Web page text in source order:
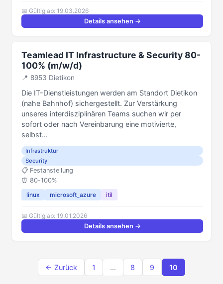
📅 Gültig ab: 19.03.2026
Details ansehen →
Teamlead IT Infrastructure & Security 80-
100% (m/w/d)
📍 8953 Dietikon
Die IT-Dienstleistungen werden am Standort Dietikon
(nahe Bahnhof) sichergestellt. Zur Verstärkung
unseres interdisziplinären Teams suchen wir per
sofort oder nach Vereinbarung eine motivierte,
selbst...
Infrastruktur
Security
📋 Festanstellung
⏰️ 80-100%
linux
microsoft_azure itil
📅 Gültig ab: 19.01.2026
Details ansehen →
← Zurück 1 … 8 9 10